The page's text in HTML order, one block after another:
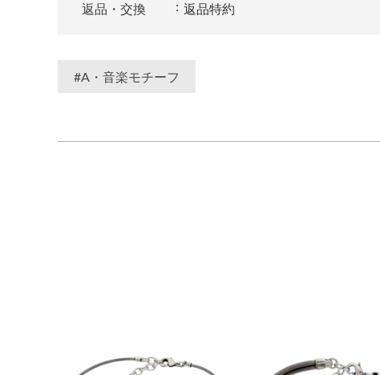
返品・交換
返品特約
#A・音楽モチーフ